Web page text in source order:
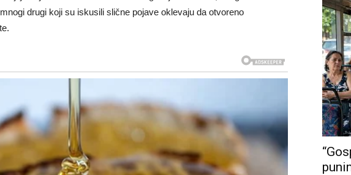
drugi koji su iskusili slične pojave oklevaju da otvoreno